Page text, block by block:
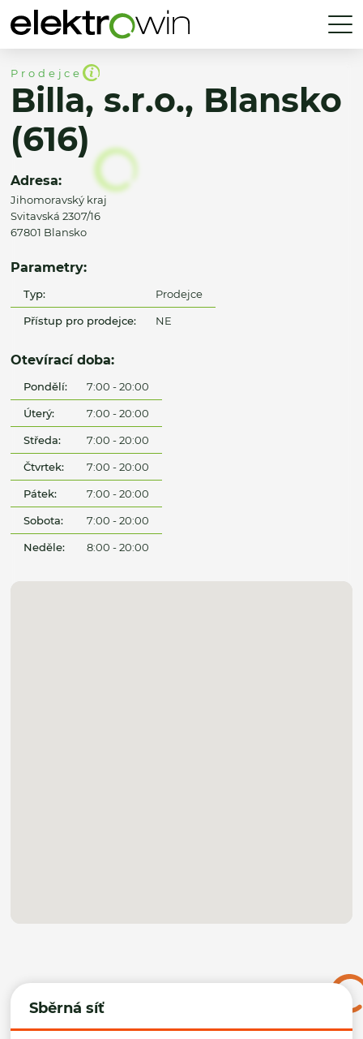
Sběrná síť
Prodejce
Billa, s.r.o., Blansko
(616)
Adresa:
Jihomoravský kraj
Svitavská 2307/16
67801 Blansko
Parametry:
Typ: Prodejce
Přístup pro prodejce: NE
Otevírací doba:
Pondělí: 7:00 - 20:00
Úterý: 7:00 - 20:00
Středa: 7:00 - 20:00
Čtvrtek: 7:00 - 20:00
Pátek: 7:00 - 20:00
Sobota: 7:00 - 20:00
Neděle: 8:00 - 20:00